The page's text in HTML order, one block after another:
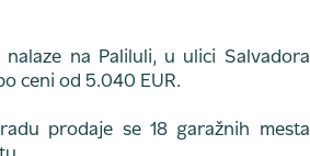
na Paliluli, u ulici Salvadora
ceni od 5.040 EUR.
prodaje se 18 garažnih mesta